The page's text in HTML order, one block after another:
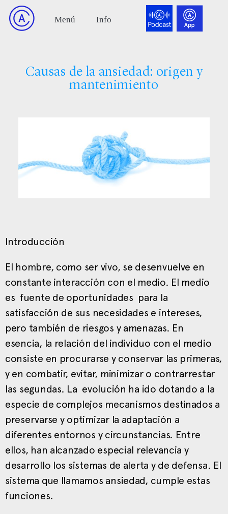
Causas de la ansiedad: origen y
mantenimiento
Introducción
El hombre, como ser vivo, se desenvuelve en
constante interacción con el medio. El medio
es fuente de oportunidades para la
satisfacción de sus necesidades e intereses,
pero también de riesgos y amenazas. En
esencia, la relación del individuo con el medio
consiste en procurarse y conservar las primeras,
y en combatir, evitar, minimizar o contrarrestar
las segundas. La evolución ha ido dotando a la
especie de complejos mecanismos destinados a
preservarse y optimizar la adaptación a
diferentes entornos y circunstancias. Entre
ellos, han alcanzado especial relevancia y
desarrollo los sistemas de alerta y de defensa. El
sistema que llamamos ansiedad, cumple estas
funciones.